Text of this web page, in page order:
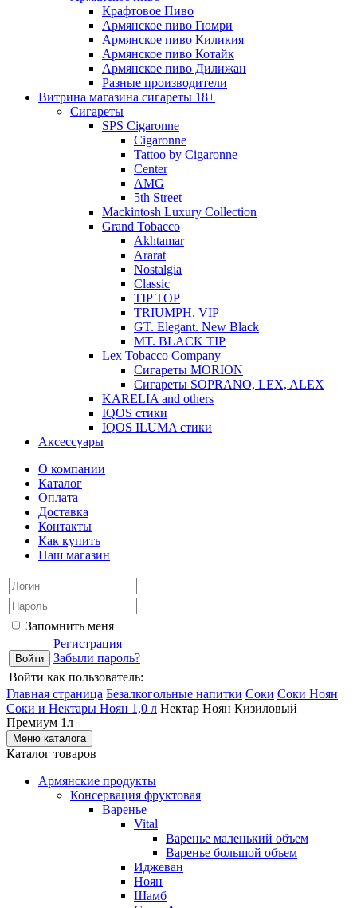
Крафтовое Пиво
Армянское пиво Гюмри
Армянское пиво Киликия
Армянское пиво Котайк
Армянское пиво Дилижан
Разные производители
Витрина магазина сигареты 18+
Cигареты
SPS Cigaronne
Сigaronne
Tattoo by Cigaronne
Center
AMG
5th Street
Mackintosh Luxury Collection
Grand Tobacco
Akhtamar
Ararat
Nostalgia
Classic
TIP TOP
TRIUMPH. VIP
GT. Elegant. New Black
MT. BLACK TIP
Lex Tobacco Company
Сигареты MORION
Сигареты SOPRANO, LEX, ALEX
KARELIA and others
IQOS стики
IQOS ILUMA стики
Аксессуары
О компании
Каталог
Оплата
Доставка
Контакты
Как купить
Наш магазин
Запомнить меня
Регистрация
Забыли пароль?
Войти как пользователь:
Главная страница Безалкогольные напитки Соки Соки Ноян
Соки и Нектары Ноян 1,0 л Нектар Ноян Кизиловый
Премиум 1л
Меню каталога
Каталог товаров
Армянские продукты
Консервация фруктовая
Варенье
Vital
Варенье маленький объем
Варенье большой объем
Иджеван
Ноян
Шамб